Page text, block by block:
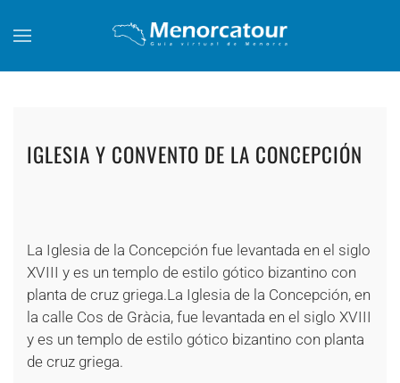
Skip to main content
IGLESIA Y CONVENTO DE LA CONCEPCIÓN
La Iglesia de la Concepción fue levantada en el siglo
XVIII y es un templo de estilo gótico bizantino con
planta de cruz griega.La Iglesia de la Concepción, en
la calle Cos de Gràcia, fue levantada en el siglo XVIII
y es un templo de estilo gótico bizantino con planta
de cruz griega.